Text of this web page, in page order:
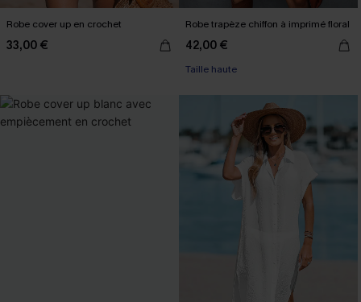
Robe cover up en crochet
33,00 €
Robe trapèze chiffon à imprimé floral
42,00 €
Taille haute